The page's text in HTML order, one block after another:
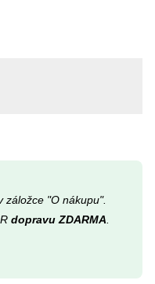
záložce "O nákupu".
dopravu ZDARMA